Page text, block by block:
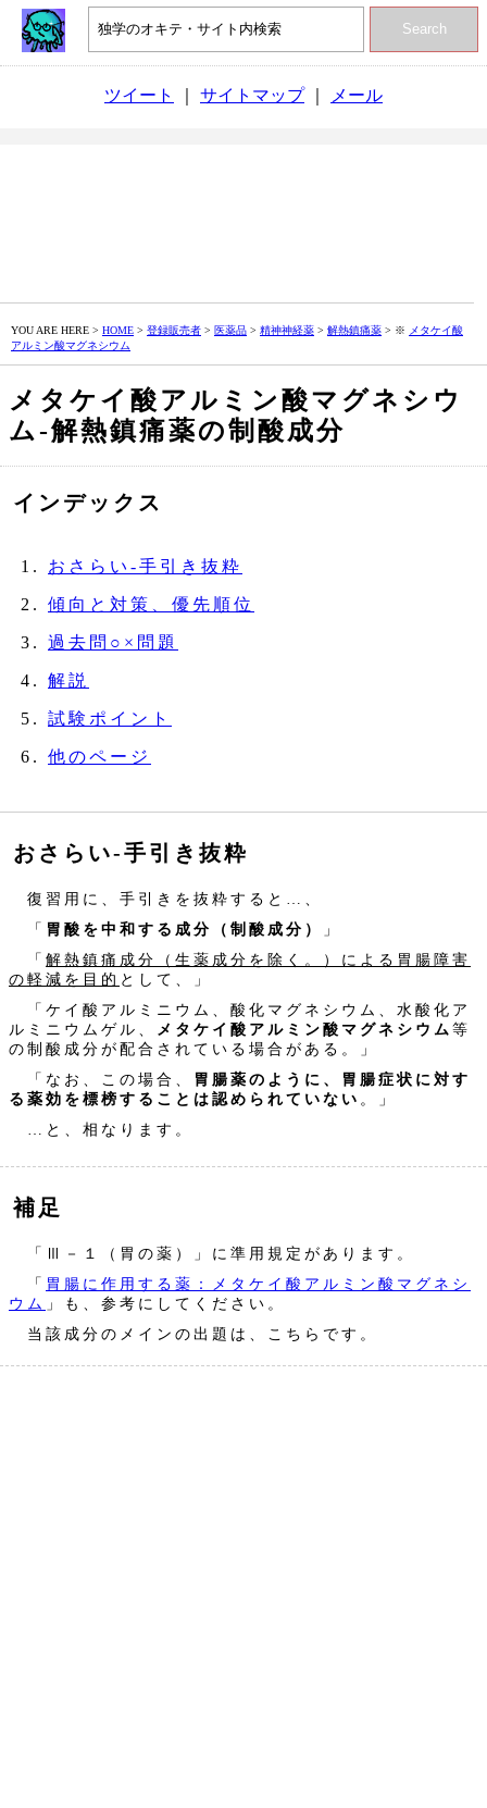
Search
ツイート サイトマップ｜ メール
YOU ARE HERE > HOME > 登録販売者 > 医薬品 > 精神神経薬 > 解熱鎮痛薬 > ※
メタケイ酸
アルミン酸マグネシウム
メタケイ酸アルミン酸マグネシウ
ム‐解熱鎮痛薬の制酸成分
インデックス
おさらい‐手引き抜粋
傾向と対策、優先順位
過去問○×問題
解説
試験ポイント
他のページ
おさらい‐手引き抜粋
復習用に、手引きを抜粋すると…、
「 胃酸を中和する成分（制酸成分）
」
「 解熱鎮痛成分（生薬成分を除く。）による胃腸障害
の軽減を目的 として、」
「ケイ酸アルミニウム、酸化マグネシウム、水酸化ア
ルミニウムゲル、
メタケイ酸アルミン酸マグネシウム 等
の制酸成分が配合されている場合がある。」
「なお、この場合、
胃腸薬のように、胃腸症状に対す
る薬効を標榜することは認められていない 。」
…と、相なります。
補足
「Ⅲ－１（胃の薬）」に準用規定があります。
「 胃腸に作用する薬：メタケイ酸アルミン酸マグネシ
ウム 」も、参考にしてください。
当該成分のメインの出題は、こちらです。